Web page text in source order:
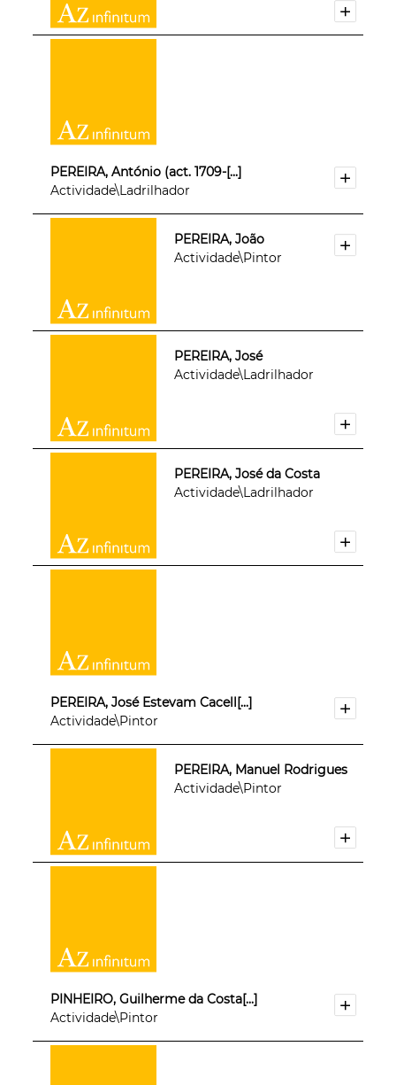
PEREIRA, António (act. 1709-[...]
Actividade\Ladrilhador
PEREIRA, João
Actividade\Pintor
PEREIRA, José
Actividade\Ladrilhador
PEREIRA, José da Costa
Actividade\Ladrilhador
PEREIRA, José Estevam Cacell[...]
Actividade\Pintor
PEREIRA, Manuel Rodrigues
Actividade\Pintor
PINHEIRO, Guilherme da Costa[...]
Actividade\Pintor